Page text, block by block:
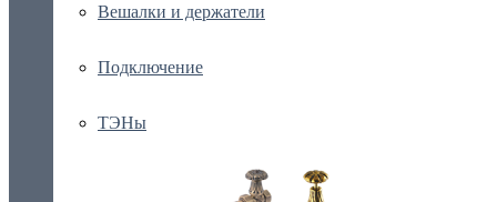
Вешалки и держатели
Подключение
ТЭНы